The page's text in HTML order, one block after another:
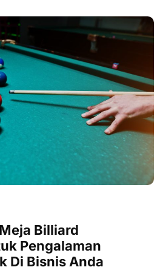
Billiard
Pengalaman
Di Bisnis Anda